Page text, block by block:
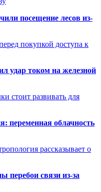
посещение лесов из-
покупкой доступа к
удар током на железной
стоит развивать для
переменная облачность
рассказывает о
перебои связи из-за